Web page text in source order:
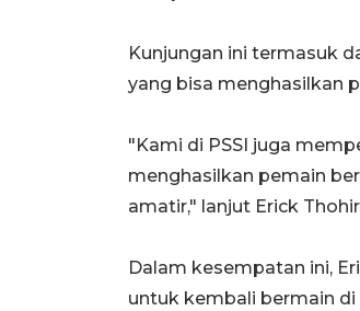
Kunjungan ini termasuk
yang bisa menghasilkan
"Kami di PSSI juga
menghasilkan pemain
amatir," lanjut Erick
Dalam kesempatan ini,
untuk kembali bermain di